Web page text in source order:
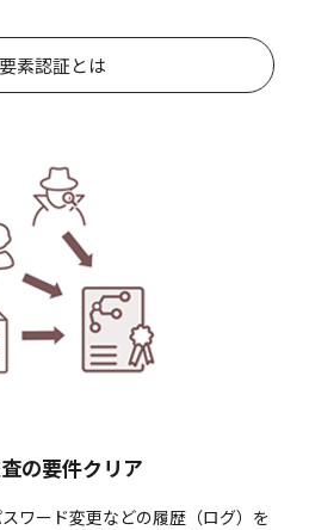
素認証とは
の要件クリア
ワード変更などの履歴（ログ）を